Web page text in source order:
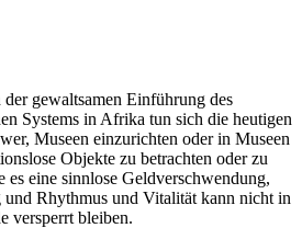
gewaltsamen Einführung des
Systems in Afrika tun sich die heutigen
Museen einzurichten oder in Museen
Objekte zu betrachten oder zu
eine sinnlose Geldverschwendung,
Rhythmus und Vitalität kann nicht in
versperrt bleiben.